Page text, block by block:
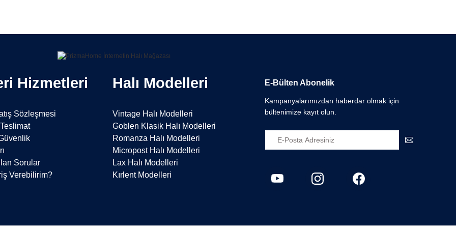
rengini
yapmanız
Hizmetleri
Sözleşmesi
Sorular
Verebilirim?
Halı Modelleri
Vintage Halı Modelleri
Goblen Klasik Halı Modelleri
Romanza Halı Modelleri
Micropost Halı Modelleri
Lax Halı Modelleri
Kırlent Modelleri
E-Bülten Abonelik
Kampanyalarımızdan haberdar olmak için
bültenimize kayıt olun.